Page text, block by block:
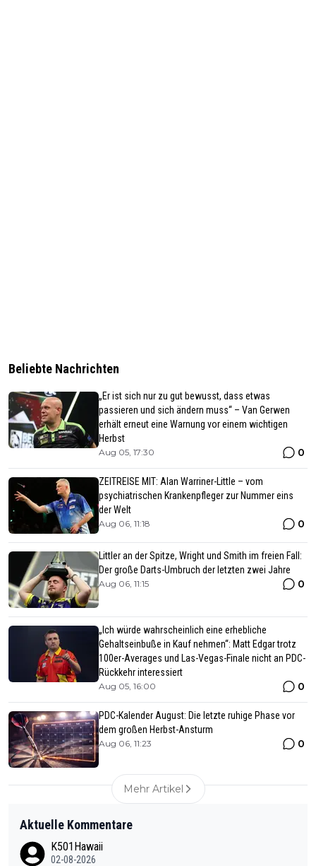
Beliebte Nachrichten
„Er ist sich nur zu gut bewusst, dass etwas
passieren und sich ändern muss“ – Van Gerwen
erhält erneut eine Warnung vor einem wichtigen
Herbst
Aug 05, 17:30 0
ZEITREISE MIT: Alan Warriner-Little – vom
psychiatrischen Krankenpfleger zur Nummer eins
der Welt
Aug 06, 11:18 0
Littler an der Spitze, Wright und Smith im freien Fall:
Der große Darts-Umbruch der letzten zwei Jahre
Aug 06, 11:15 0
„Ich würde wahrscheinlich eine erhebliche
Gehaltseinbuße in Kauf nehmen“: Matt Edgar trotz
100er-Averages und Las-Vegas-Finale nicht an PDC-
Rückkehr interessiert
Aug 05, 16:00 0
PDC-Kalender August: Die letzte ruhige Phase vor
dem großen Herbst-Ansturm
Aug 06, 11:23 0
Mehr Artikel
Aktuelle Kommentare
K501Hawaii
02-08-2026